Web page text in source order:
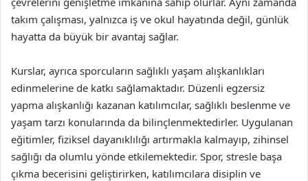
takım çalışması, yalnızca iş ve okul hayatında değil, günlük
hayatta da büyük bir avantaj sağlar.
Kurslar, ayrıca sporcuların sağlıklı yaşam alışkanlıkları
edinmelerine de katkı sağlamaktadır. Düzenli egzersiz
yapma alışkanlığı kazanan katılımcılar, sağlıklı beslenme ve
yaşam tarzı konularında da bilinçlenmektedirler. Uygulanan
eğitimler, fiziksel dayanıklılığı artırmakla kalmayıp, zihinsel
sağlığı da olumlu yönde etkilemektedir. Spor, stresle başa
çıkma becerisini geliştirirken, katılımcılara disiplin ve